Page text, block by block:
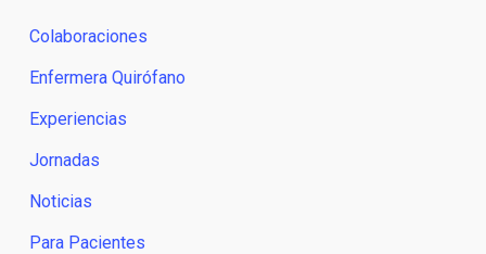
Colaboraciones
Enfermera Quirófano
Experiencias
Jornadas
Noticias
Para Pacientes